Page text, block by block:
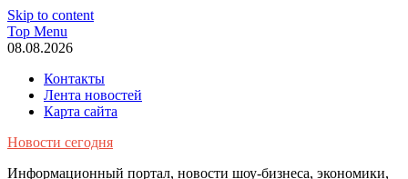
Skip to content
Top Menu
08.08.2026
Контакты
Лента новостей
Карта сайта
Новости сегодня
Информационный портал, новости шоу-бизнеса, экономики,